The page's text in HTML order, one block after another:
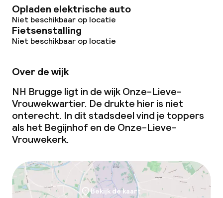
Kleine huisdieren toegestaan (minder
dan de 5 kg)
Opladen elektrische auto
Niet beschikbaar op locatie
Fietsenstalling
Niet beschikbaar op locatie
Over de wijk
NH Brugge ligt in de wijk Onze-Lieve-
Vrouwekwartier. De drukte hier is niet
onterecht. In dit stadsdeel vind je toppers
als het Begijnhof en de Onze-Lieve-
Vrouwekerk.
Bekijk de kaart